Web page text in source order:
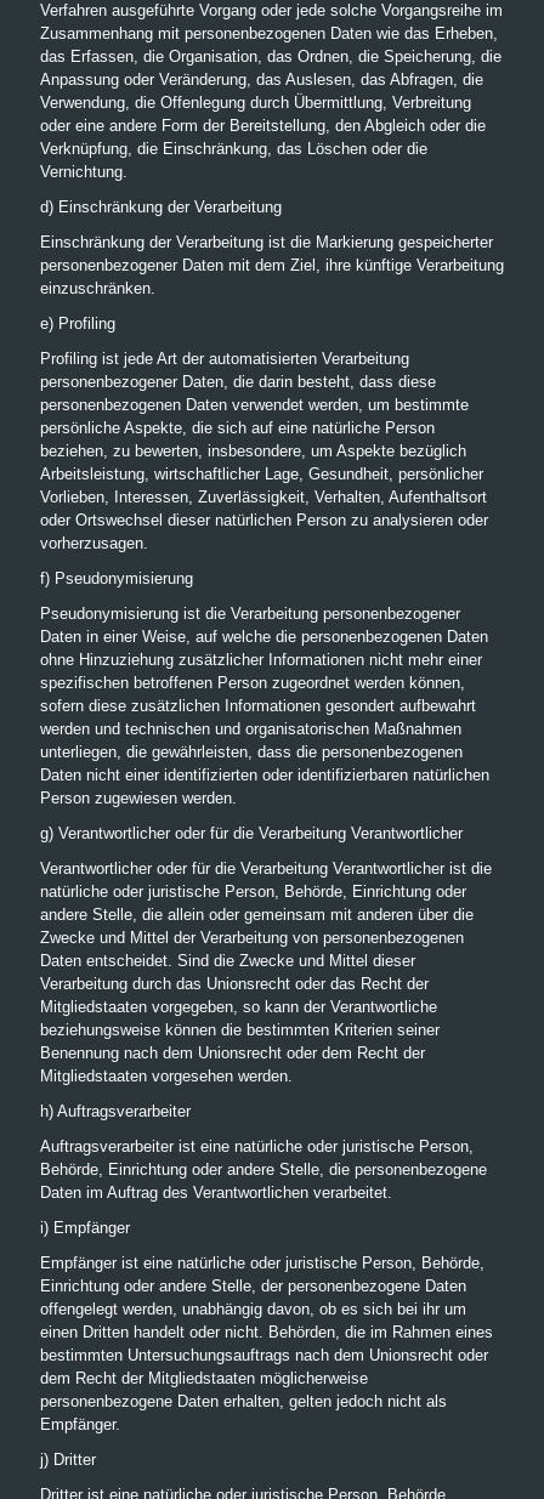
Verfahren ausgeführte Vorgang oder jede solche Vorgangsreihe im
Zusammenhang mit personenbezogenen Daten wie das Erheben,
das Erfassen, die Organisation, das Ordnen, die Speicherung, die
Anpassung oder Veränderung, das Auslesen, das Abfragen, die
Verwendung, die Offenlegung durch Übermittlung, Verbreitung
oder eine andere Form der Bereitstellung, den Abgleich oder die
Verknüpfung, die Einschränkung, das Löschen oder die
Vernichtung.
d) Einschränkung der Verarbeitung
Einschränkung der Verarbeitung ist die Markierung gespeicherter
personenbezogener Daten mit dem Ziel, ihre künftige Verarbeitung
einzuschränken.
e) Profiling
Profiling ist jede Art der automatisierten Verarbeitung
personenbezogener Daten, die darin besteht, dass diese
personenbezogenen Daten verwendet werden, um bestimmte
persönliche Aspekte, die sich auf eine natürliche Person
beziehen, zu bewerten, insbesondere, um Aspekte bezüglich
Arbeitsleistung, wirtschaftlicher Lage, Gesundheit, persönlicher
Vorlieben, Interessen, Zuverlässigkeit, Verhalten, Aufenthaltsort
oder Ortswechsel dieser natürlichen Person zu analysieren oder
vorherzusagen.
f) Pseudonymisierung
Pseudonymisierung ist die Verarbeitung personenbezogener
Daten in einer Weise, auf welche die personenbezogenen Daten
ohne Hinzuziehung zusätzlicher Informationen nicht mehr einer
spezifischen betroffenen Person zugeordnet werden können,
sofern diese zusätzlichen Informationen gesondert aufbewahrt
werden und technischen und organisatorischen Maßnahmen
unterliegen, die gewährleisten, dass die personenbezogenen
Daten nicht einer identifizierten oder identifizierbaren natürlichen
Person zugewiesen werden.
g) Verantwortlicher oder für die Verarbeitung Verantwortlicher
Verantwortlicher oder für die Verarbeitung Verantwortlicher ist die
natürliche oder juristische Person, Behörde, Einrichtung oder
andere Stelle, die allein oder gemeinsam mit anderen über die
Zwecke und Mittel der Verarbeitung von personenbezogenen
Daten entscheidet. Sind die Zwecke und Mittel dieser
Verarbeitung durch das Unionsrecht oder das Recht der
Mitgliedstaaten vorgegeben, so kann der Verantwortliche
beziehungsweise können die bestimmten Kriterien seiner
Benennung nach dem Unionsrecht oder dem Recht der
Mitgliedstaaten vorgesehen werden.
h) Auftragsverarbeiter
Auftragsverarbeiter ist eine natürliche oder juristische Person,
Behörde, Einrichtung oder andere Stelle, die personenbezogene
Daten im Auftrag des Verantwortlichen verarbeitet.
i) Empfänger
Empfänger ist eine natürliche oder juristische Person, Behörde,
Einrichtung oder andere Stelle, der personenbezogene Daten
offengelegt werden, unabhängig davon, ob es sich bei ihr um
einen Dritten handelt oder nicht. Behörden, die im Rahmen eines
bestimmten Untersuchungsauftrags nach dem Unionsrecht oder
dem Recht der Mitgliedstaaten möglicherweise
personenbezogene Daten erhalten, gelten jedoch nicht als
Empfänger.
j) Dritter
Dritter ist eine natürliche oder juristische Person, Behörde,